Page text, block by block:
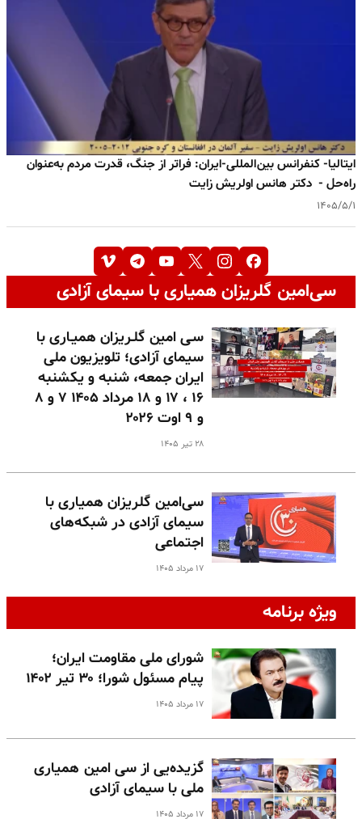
ایتالیا- کنفرانس بین‌المللی-ایران: فراتر از جنگ، قدرت مردم به‌عنوان
راه‌حل - دکتر هانس اولریش زایت
۱۴۰۵/۵/۱
سی‌امین گلریزان همیاری با سیمای آزادی
سـی امین گلـریزان همیـاری با
سیمای آزادی؛ تلویزیون ملی
ایران جمعه، شنبه و یکشنبه
۱۶ ، ۱۷ و ۱۸ مرداد ۱۴۰۵ ۷ و ۸
و ۹ اوت ۲۰۲۶
۲۸ تیر ۱۴۰۵
سی‌امین گلریزان همیاری با
سیمای آزادی در شبکه‌های
اجتماعی
۱۷ مرداد ۱۴۰۵
ویژه برنامه
شورای ملی مقاومت ایران؛
پیام مسئول شورا؛ ۳۰ تیر ۱۴۰۲
۱۷ مرداد ۱۴۰۵
گزیده‌یی از سی امین همیاری
ملی با سیمای آزادی
۱۷ مرداد ۱۴۰۵